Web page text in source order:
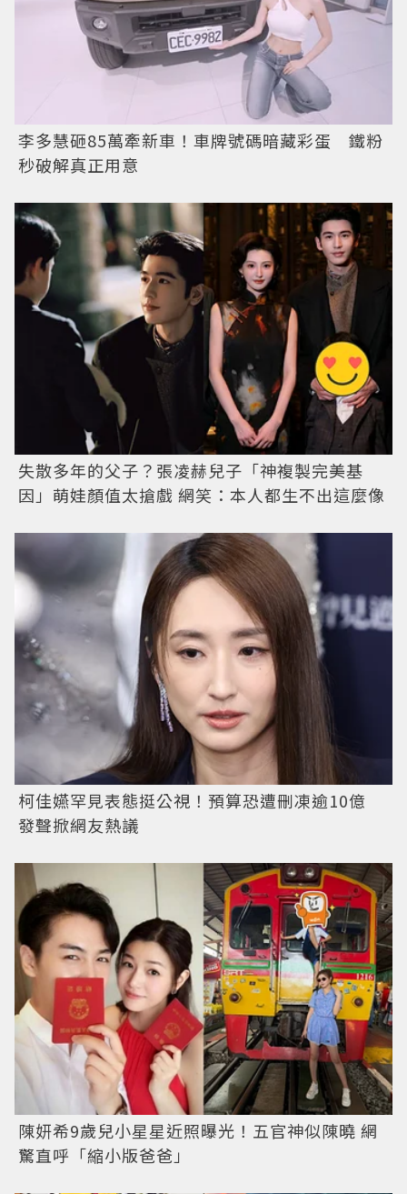
李多慧砸85萬牽新車！車牌號碼暗藏彩蛋 鐵粉
秒破解真正用意
失散多年的父子？張凌赫兒子「神複製完美基
因」萌娃顏值太搶戲 網笑：本人都生不出這麼像
柯佳嬿罕見表態挺公視！預算恐遭刪凍逾10億
發聲掀網友熱議
陳妍希9歲兒小星星近照曝光！五官神似陳曉 網
驚直呼「縮小版爸爸」